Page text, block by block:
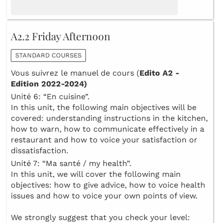
A2.2 Friday Afternoon
STANDARD COURSES
Vous suivrez le manuel de cours (Edito A2 -
Edition 2022-2024)
Unité 6: “En cuisine”.
In this unit, the following main objectives will be
covered: understanding instructions in the kitchen,
how to warn, how to communicate effectively in a
restaurant and how to voice your satisfaction or
dissatisfaction.
Unité 7: “Ma santé / my health”.
In this unit, we will cover the following main
objectives: how to give advice, how to voice health
issues and how to voice your own points of view.
We strongly suggest that you check your level: